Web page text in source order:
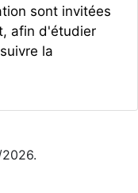
sont invitées
afin d'étudier
la